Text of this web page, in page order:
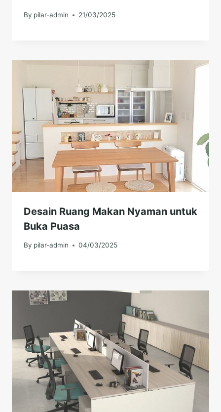
By pilar-admin 21/03/2025
Desain Ruang Makan Nyaman untuk
Buka Puasa
By pilar-admin 04/03/2025